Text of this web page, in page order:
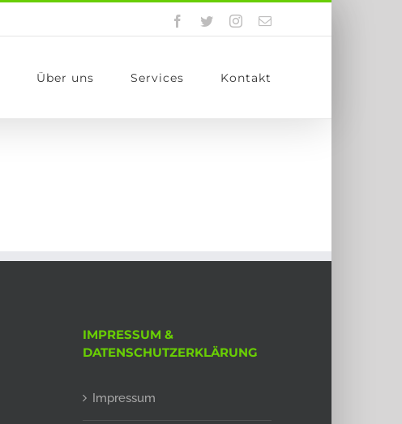
Facebook
TwitterInstagram
E-
Mail
Über uns Services Kontakt
IMPRESSUM &
DATENSCHUTZERKLÄRUNG
Impressum